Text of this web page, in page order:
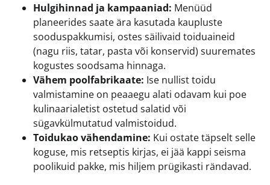
Hulgihinnad ja kampaaniad: Menüüd
planeerides saate ära kasutada kaupluste
sooduspakkumisi, ostes säilivaid toiduaineid
(nagu riis, tatar, pasta või konservid) suuremates
kogustes soodsama hinnaga.
Vähem poolfabrikaate: Ise nullist toidu
valmistamine on peaaegu alati odavam kui poe
kulinaarialetist ostetud salatid või
sügavkülmutatud valmistoidud.
Toidukao vähendamine: Kui ostate täpselt selle
koguse, mis retseptis kirjas, ei jää kappi seisma
poolikuid pakke, mis hiljem prügikasti rändavad.